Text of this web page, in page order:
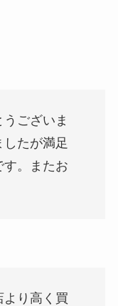
ございま
たが満足
す。またお
より高く買